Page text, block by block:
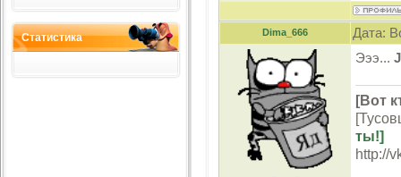
Статистика Dima_666 Дата:
Эээ...
[Вот
ты!]
http://